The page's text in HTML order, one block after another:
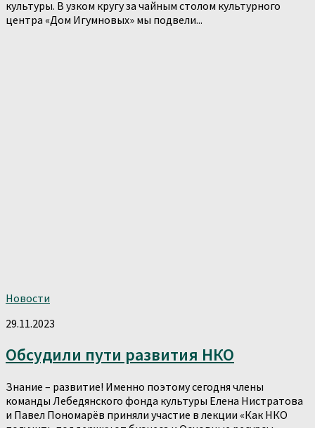
культуры. В узком кругу за чайным столом культурного
центра «Дом Игумновых» мы подвели...
Новости
29.11.2023
Обсудили пути развития НКО
Знание – развитие! Именно поэтому сегодня члены
команды Лебедянского фонда культуры Елена Нистратова
и Павел Пономарёв приняли участие в лекции «Как НКО